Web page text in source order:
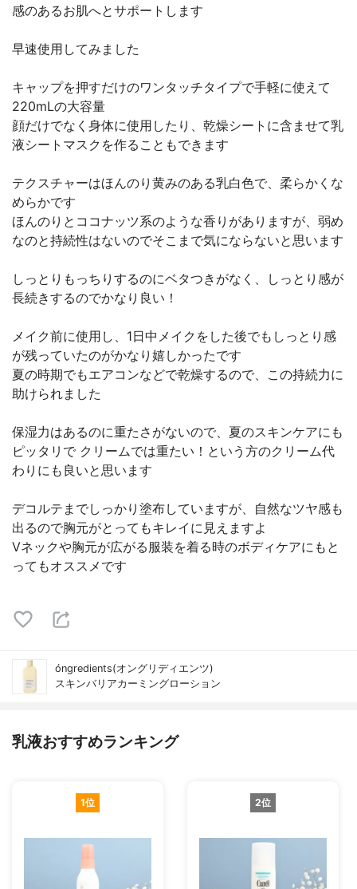
感のあるお肌へとサポートします
早速使用してみました
キャップを押すだけのワンタッチタイプで手軽に使えて
220mLの大容量
顔だけでなく身体に使用したり、乾燥シートに含ませて乳
液シートマスクを作ることもできます
テクスチャーはほんのり黄みのある乳白色で、柔らかくな
めらかです
ほんのりとココナッツ系のような香りがありますが、弱め
なのと持続性はないのでそこまで気にならないと思います
しっとりもっちりするのにベタつきがなく、しっとり感が
長続きするのでかなり良い！
メイク前に使用し、1日中メイクをした後でもしっとり感
が残っていたのがかなり嬉しかったです
夏の時期でもエアコンなどで乾燥するので、この持続力に
助けられました
保湿力はあるのに重たさがないので、夏のスキンケアにも
ピッタリで クリームでは重たい！という方のクリーム代
わりにも良いと思います
デコルテまでしっかり塗布していますが、自然なツヤ感も
出るので胸元がとってもキレイに見えますよ
Vネックや胸元が広がる服装を着る時のボディケアにもと
ってもオススメです
óngredients(オングリディエンツ)
スキンバリアカーミングローション
乳液おすすめランキング
1位 2位